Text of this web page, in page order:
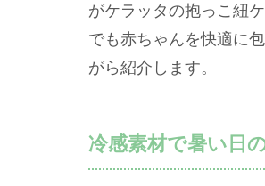
がケラッタの抱っこ紐
でも赤ちゃんを快適に
がら紹介します。
冷感素材で暑い日